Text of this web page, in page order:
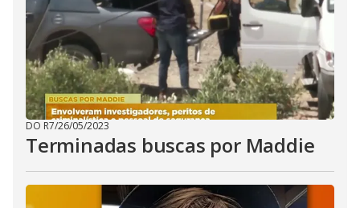
DO R7/26/05/2023
Terminadas buscas por Maddie